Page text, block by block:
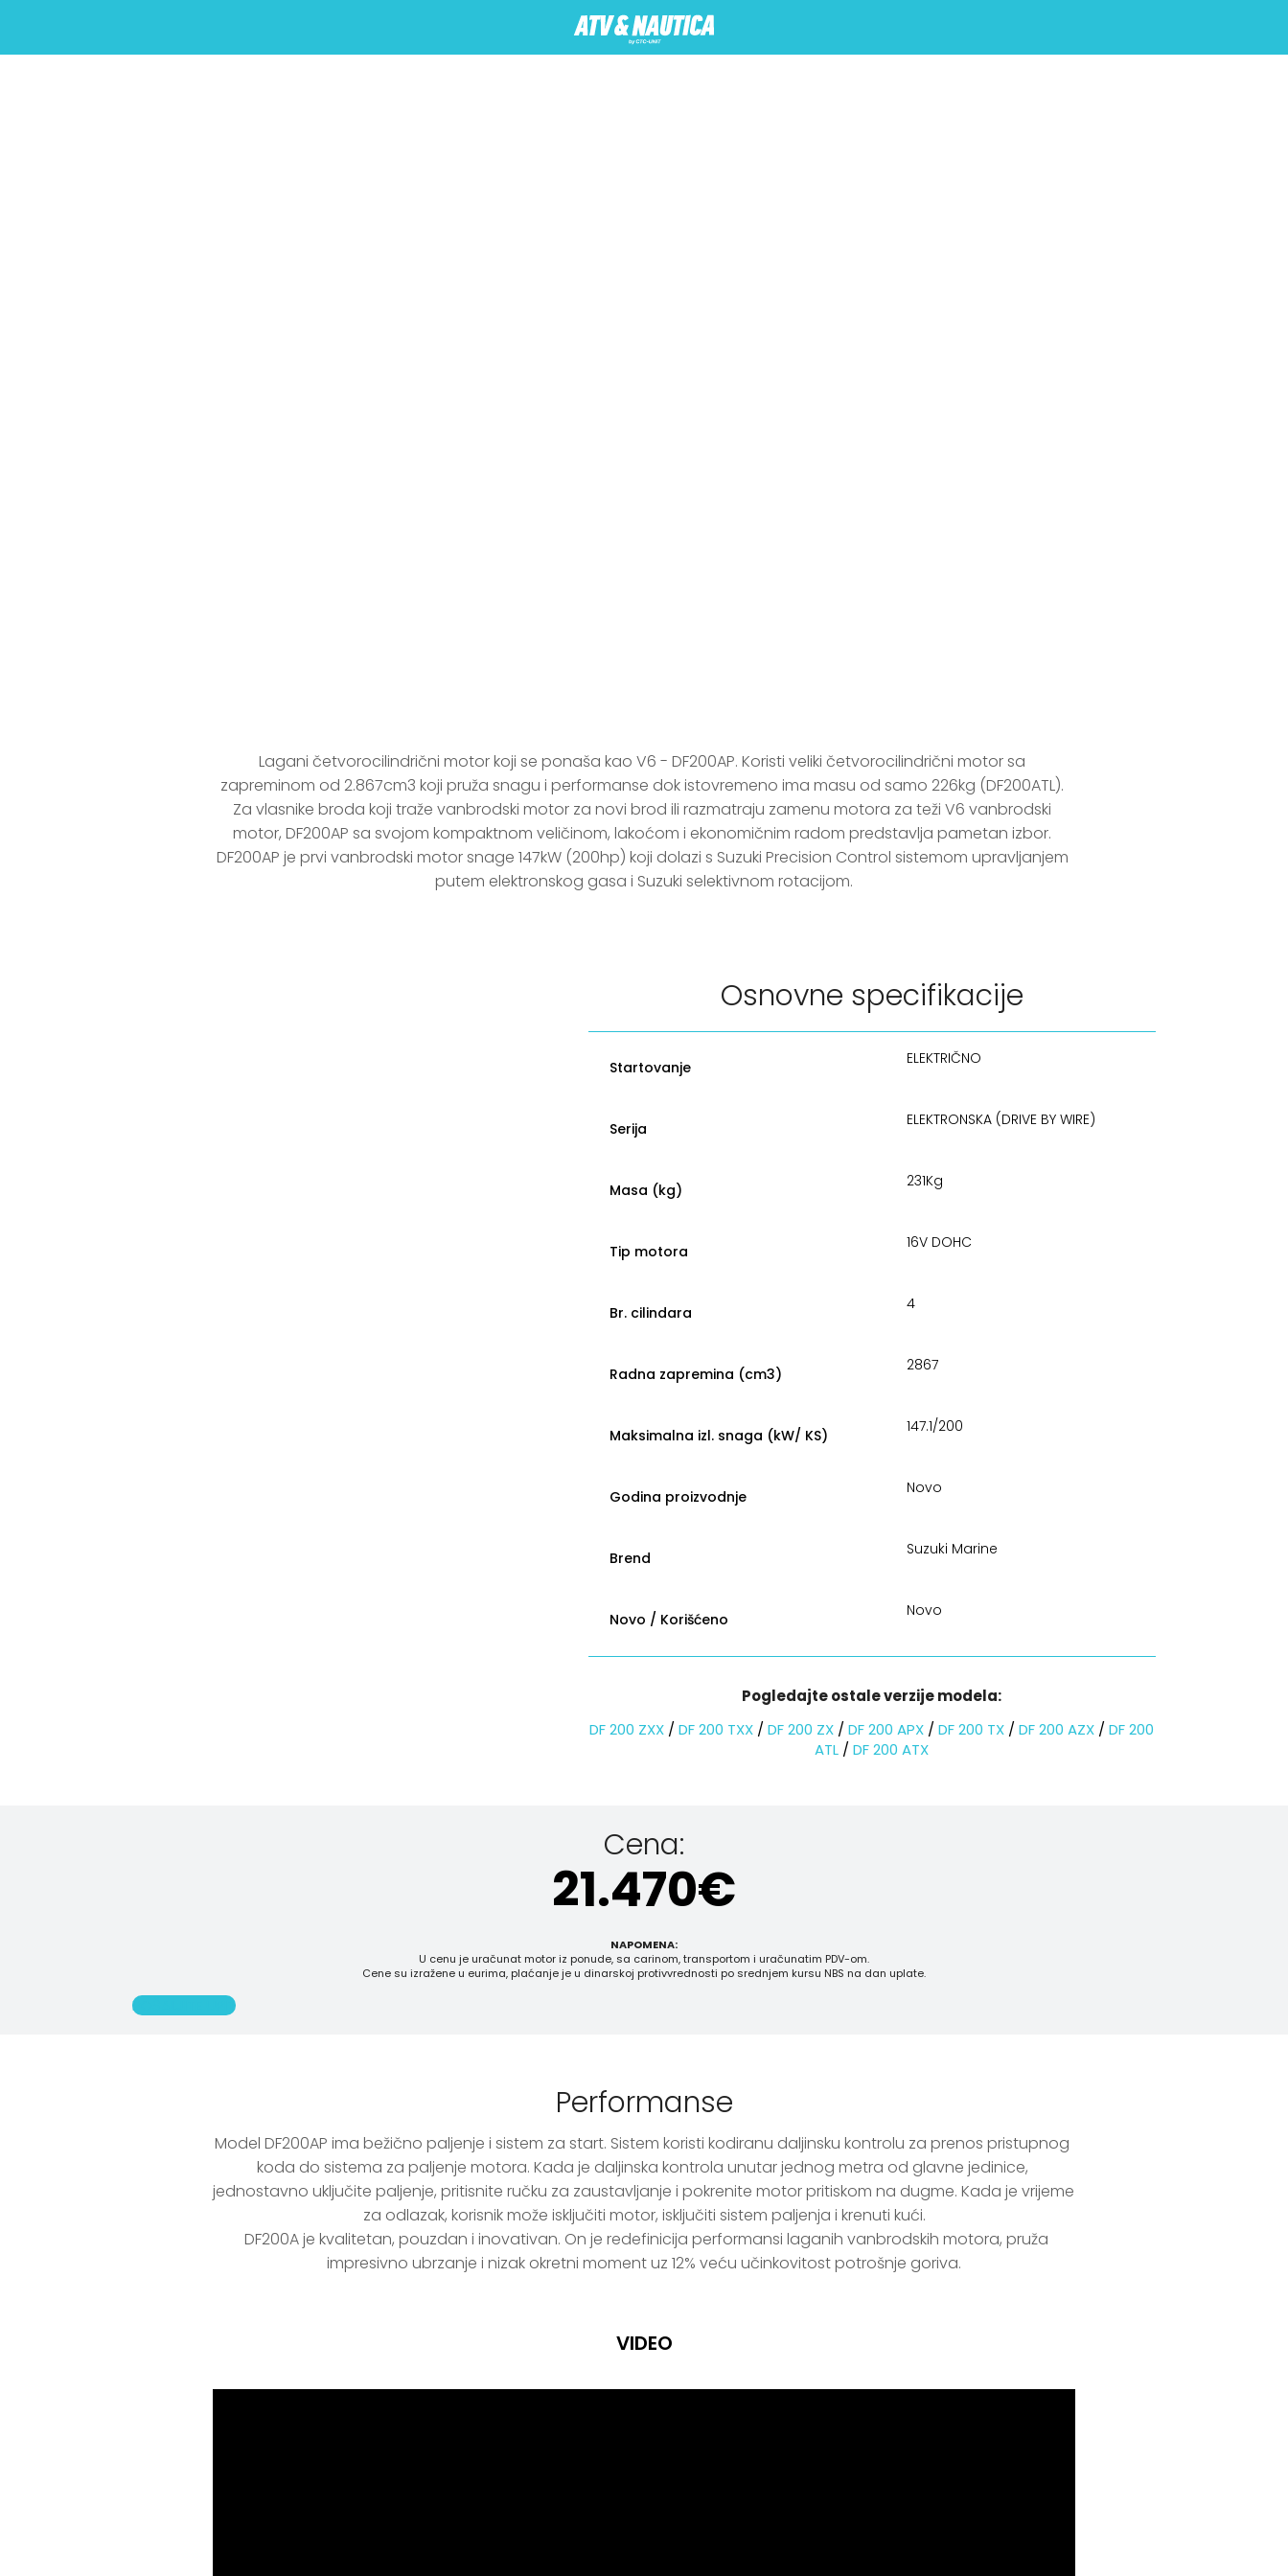
Lagani četvorocilindrični motor koji se ponaša kao V6 - DF200AP. Koristi veliki četvorocilindrični motor sa
zapreminom od 2.867cm3 koji pruža snagu i performanse dok istovremeno ima masu od samo 226kg (DF200ATL).
Za vlasnike broda koji traže vanbrodski motor za novi brod ili razmatraju zamenu motora za teži V6 vanbrodski
motor, DF200AP sa svojom kompaktnom veličinom, lakoćom i ekonomičnim radom predstavlja pametan izbor.
DF200AP je prvi vanbrodski motor snage 147kW (200hp) koji dolazi s Suzuki Precision Control sistemom upravljanjem
putem elektronskog gasa i Suzuki selektivnom rotacijom.
Osnovne specifikacije
Startovanje ELEKTRIČNO
Serija ELEKTRONSKA (DRIVE BY WIRE)
Masa (kg) 231Kg
Tip motora 16V DOHC
Br. cilindara 4
Radna zapremina (cm3) 2867
Maksimalna izl. snaga (kW/ KS) 147.1/200
Godina proizvodnje Novo
Brend Suzuki Marine
Novo / Korišćeno Novo
Pogledajte ostale verzije modela:
DF 200 ZXX /DF 200 TXX /DF 200 ZX /DF 200 APX /DF 200 TX /DF 200 AZX /DF 200
ATL /DF 200 ATX
Cena:
21.470€
NAPOMENA:
U cenu je uračunat motor iz ponude, sa carinom, transportom i uračunatim PDV-om.
Cene su izražene u eurima, plaćanje je u dinarskoj protivvrednosti po srednjem kursu NBS na dan uplate.
POŠALJITE UPIT
Performanse
Model DF200AP ima bežično paljenje i sistem za start. Sistem koristi kodiranu daljinsku kontrolu za prenos pristupnog
koda do sistema za paljenje motora. Kada je daljinska kontrola unutar jednog metra od glavne jedinice,
jednostavno uključite paljenje, pritisnite ručku za zaustavljanje i pokrenite motor pritiskom na dugme. Kada je vrijeme
za odlazak, korisnik može isključiti motor, isključiti sistem paljenja i krenuti kući.
impresivno ubrzanje i nizak okretni moment uz 12% veću učinkovitost potrošnje goriva.
VIDEO